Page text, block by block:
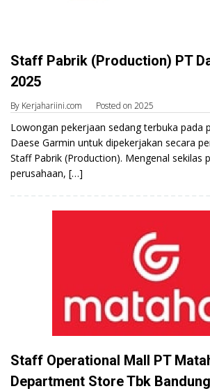
Staff Pabrik (Production) PT
2025
By Kerjahariini.com Posted on 2025
Lowongan pekerjaan sedang terbuka pada
Daese Garmin untuk dipekerjakan secara
Staff Pabrik (Production). Mengenal sekilas
perusahaan, […]
Staff Operational Mall PT
Department Store Tbk